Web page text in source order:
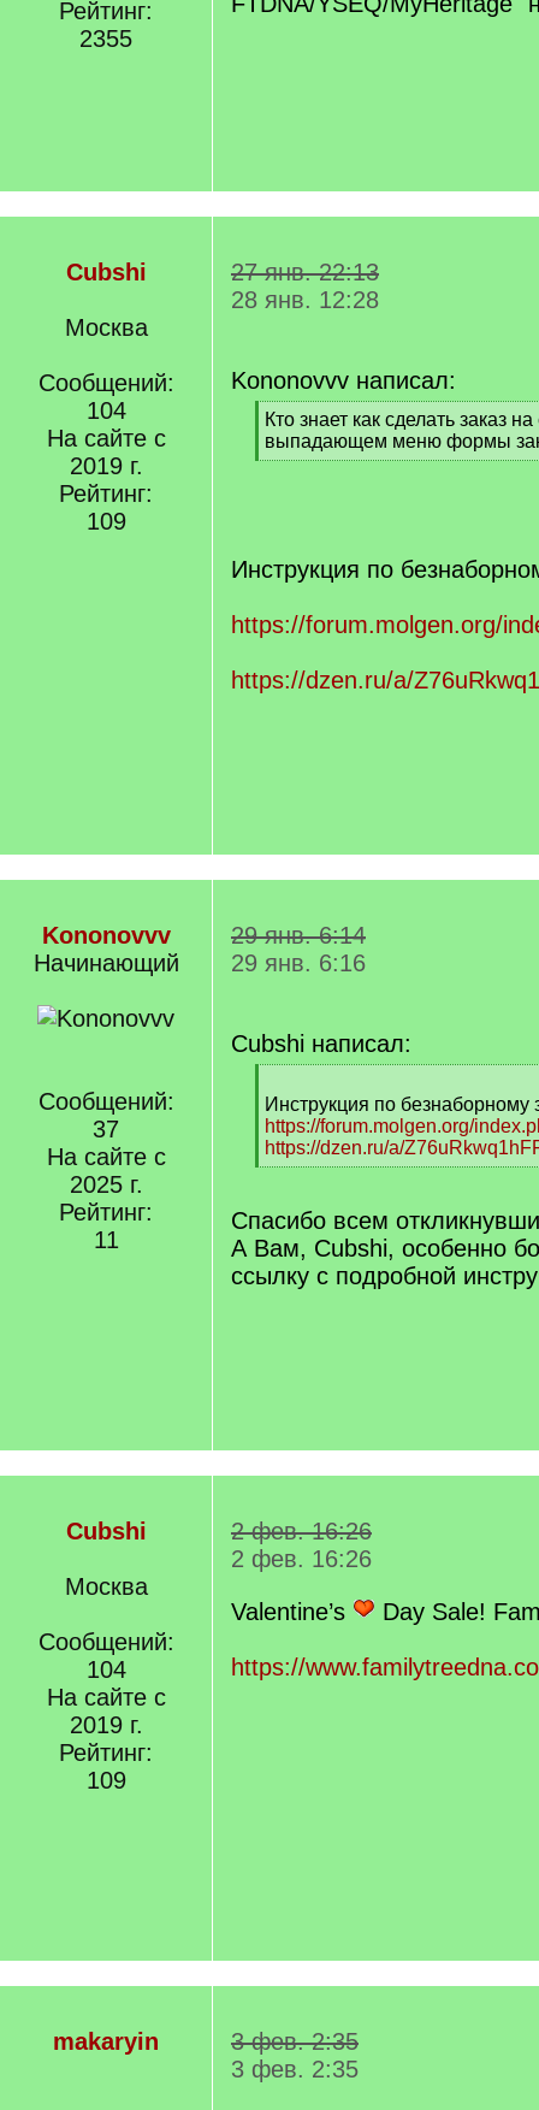
Рейтинг:
2355
Cubshi
Москва
Сообщений:
104
На сайте с
2019 г.
Рейтинг:
109
27 янв. 22:13
28 янв. 12:28
Kononovvv написал:
[
q
]
Кто знает как сделать заказ
выпадающем меню формы
[
Инструкция по
https://forum.molgen.org/
https://dzen.ru/a/
Kononovvv
Начинающий
Сообщений:
37
На сайте с
2025 г.
Рейтинг:
11
29 янв. 6:14
29 янв. 6:16
Cubshi написал:
q
]
Инструкция по безнаборному
https://forum.molgen.org/
https://dzen.ru/a/
[
q
]
Спасибо всем
А Вам, Cubshi, особенно
ссылку с подробной
Cubshi
Москва
Сообщений:
104
На сайте с
2019 г.
Рейтинг:
109
2 фев. 16:26
2 фев. 16:26
Valentine’s
Day Sale!
https://
makaryin
3 фев. 2:35
3 фев. 2:35